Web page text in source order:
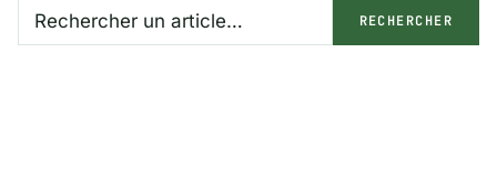
Rechercher RECHERCHER